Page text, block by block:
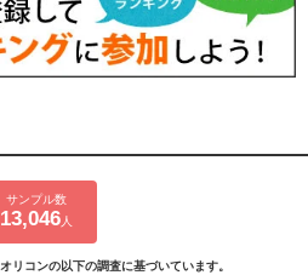
サンプル数
13,046 人
リコンの以下の調査に基づいています。